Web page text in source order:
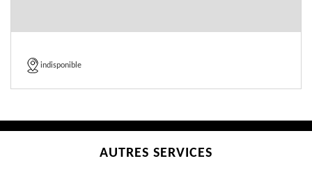
indisponible
AUTRES SERVICES